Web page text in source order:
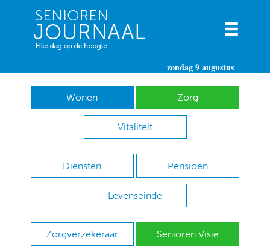
zondag 9 augustus
Wonen Zorg
Vitaliteit
Diensten Pensioen
Levenseinde
Zorgverzekeraar Senioren Visie